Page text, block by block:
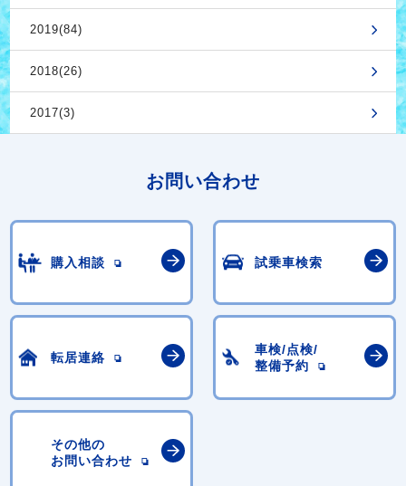
2019(84)
2018(26)
2017(3)
お問い合わせ
購入相談 試乗車検索
転居連絡
車検/点検/
整備予約
その他の
お問い合わせ